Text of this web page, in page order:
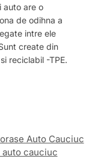
auto are o
de odihna a
intre ele
create din
reciclabil -TPE.
Auto Cauciuc
cauciuc